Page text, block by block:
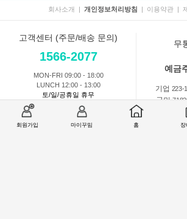
회원가입 마이꾸밈 홈 장
회사소개 | 개인정보처리방침 | 이용약관 |
고객센터 (주문/배송 문의)
1566-2077
MON-FRI 09:00 - 18:00
LUNCH 12:00 - 13:00
토/일/공휴일 휴무
무
예금
기업 223-
국민